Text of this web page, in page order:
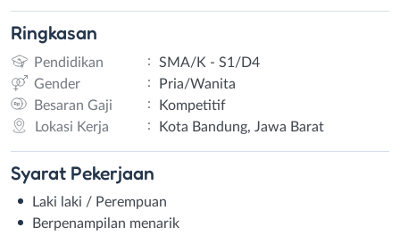
Ringkasan
Pendidikan :
SMA/K - S1/D4
Gender
:
Pria/Wanita
Besaran Gaji
:
Kompetitif
Lokasi Kerja
: Kota Bandung, Jawa Barat
Syarat Pekerjaan
Laki laki / Perempuan
Berpenampilan menarik